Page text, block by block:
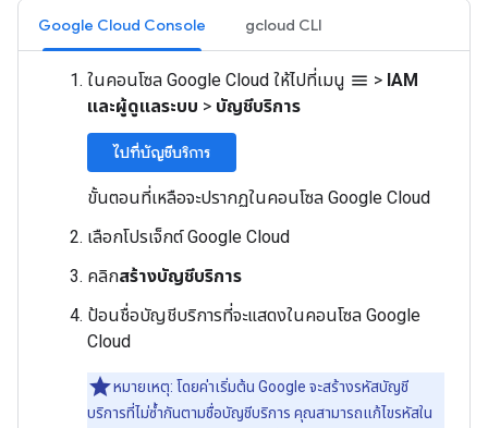
Google Cloud Console gcloud CLI
ในคอนโซล Google Cloud ให้ไปที่เมนู menu > IAM
และผู้ดูแลระบบ > บัญชีบริการ
ไปที่บัญชีบริการ
ขั้นตอนที่เหลือจะปรากฏในคอนโซล Google Cloud
เลือกโปรเจ็กต์ Google Cloud
คลิกสร้างบัญชีบริการ
ป้อนชื่อบัญชีบริการที่จะแสดงในคอนโซล Google
Cloud
หมายเหตุ: โดยค่าเริ่มต้น Google จะสร้างรหัสบัญชี
บริการที่ไม่ซ้ำกันตามชื่อบัญชีบริการ คุณสามารถแก้ไขรหัสใน